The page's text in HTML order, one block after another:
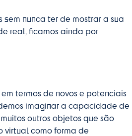
nunca ter de mostrar a sua
real, ficamos ainda por
termos de novos e potenciais
imaginar a capacidade de
outros objetos que são
virtual como forma de